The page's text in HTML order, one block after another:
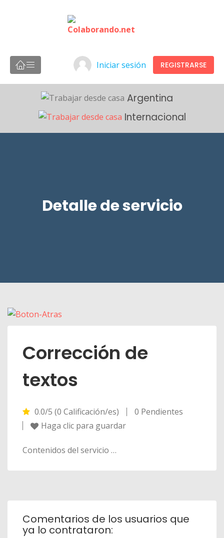
Iniciar sesión REGISTRARSE
Argentina
Internacional
Detalle de servicio
Corrección de
textos
0.0/5 (0 Calificación/es)
0 Pendientes
Haga clic para guardar
Contenidos del servicio …
Comentarios de los usuarios que
ya lo contrataron: